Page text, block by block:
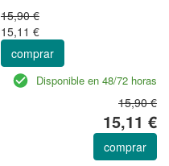
15,90 €
15,11 €
comprar
Disponible en 48/72 horas
15,90 €
15,11 €
comprar